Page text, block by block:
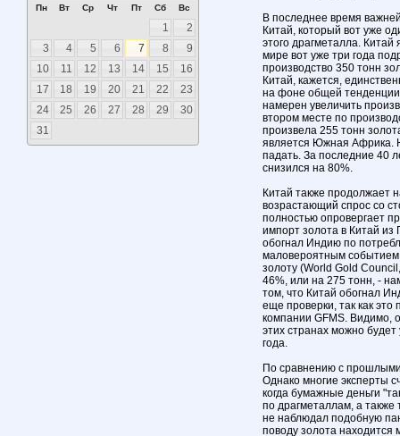
Пн Вт Ср Чт Пт Сб Вс
1
2
3
4 5 6 7 8
9
10
11 12 13 14 15
16
17
18 19 20 21 22
23
24
25 26 27 28 29
30
31
В последнее время
Китай, который вот уже
этого драгметалла.
мире вот уже три года
производство 350 тонн
Китай, кажется,
на фоне общей тенденции
намерен увеличить
втором месте по
произвела 255 тонн
является Южная Африка.
падать. За последние 40
снизился на 80%.
Китай также продолжает
возрастающий спрос со
полностью опровергает
импорт золота в Китай из
обогнал Индию по
маловероятным событием.
золоту (World Gold
46%, или на 275 тонн, -
том, что Китай обогнал
еще проверки, так как
компании GFMS. Видимо,
этих странах можно будет
года.
По сравнению с
Однако многие эксперты
когда бумажные деньги
по драгметаллам, а также
не наблюдал подобную
поводу золота